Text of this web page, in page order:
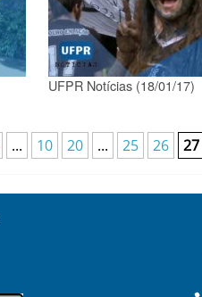
UFPR Notícias (18/01/17)
... 10 20 ... 25 26 27